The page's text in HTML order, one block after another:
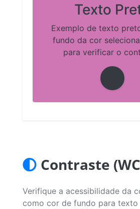
Texto
Exemplo de texto
fundo da cor
para verificar o
Contraste
Verifique a acessibilidade da
como cor de fundo para